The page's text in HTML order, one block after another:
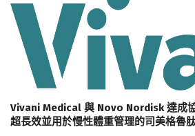
Vivani Medical 與 Novo Nordisk 達成
超長效並用於慢性體重管理的司美格魯